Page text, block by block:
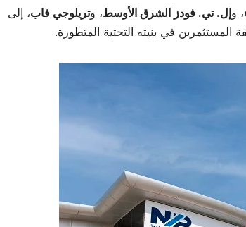
، وإل. تي. فودز الشرق الأوسط، وتريلوجي فاب، إلى
في بنيته التحتية المتطورة.